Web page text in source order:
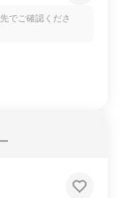
でご確認くださ